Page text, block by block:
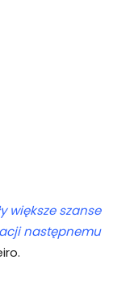
większe szanse
następnemu